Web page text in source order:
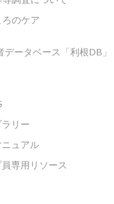
のケア
データベース「利根DB」
リー
ュアル
専用リソース